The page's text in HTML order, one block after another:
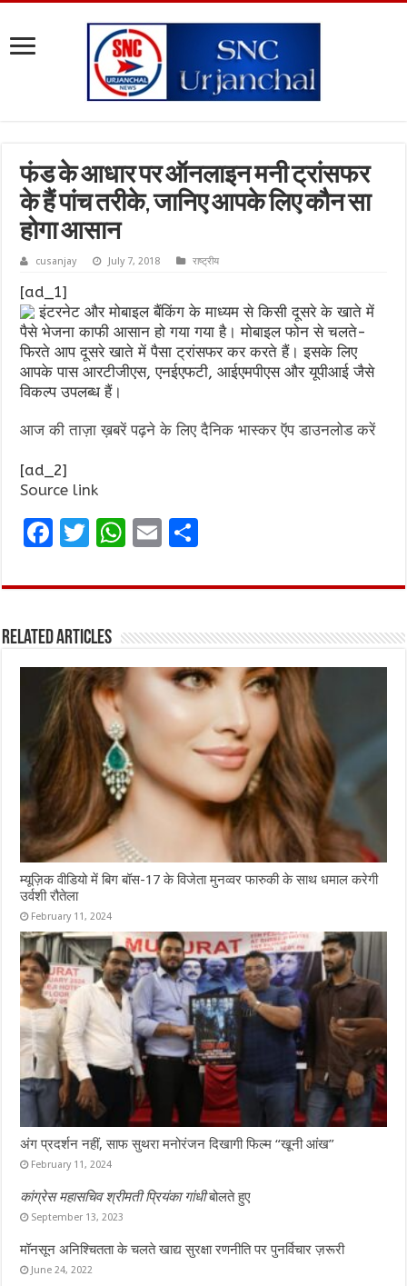
फंड के आधार पर ऑनलाइन मनी ट्रांसफर
के हैं पांच तरीके, जानिए आपके लिए कौन सा
होगा आसान
cusanjay July 7, 2018 राष्ट्रीय
[ad_1]
इंटरनेट और मोबाइल बैंकिंग के माध्यम से किसी दूसरे के खाते में
पैसे भेजना काफी आसान हो गया गया है। मोबाइल फोन से चलते-
फिरते आप दूसरे खाते में पैसा ट्रांसफर कर करते हैं। इसके लिए
आपके पास आरटीजीएस, एनईएफटी, आईएमपीएस और यूपीआई जैसे
विकल्प उपलब्ध हैं।
आज की ताज़ा ख़बरें पढ़ने के लिए दैनिक भास्कर ऍप डाउनलोड करें
[ad_2]
Source link
F
ce
o
o
k
T
it
r
W
at
A
p
p
E
ai ar
Related Articles
म्यूज़िक वीडियो में बिग बॉस-17 के विजेता मुनव्वर फारुकी के साथ धमाल करेगी
उर्वशी रौतेला
February 11, 2024
अंग प्रदर्शन नहीं, साफ सुथरा मनोरंजन दिखागी फिल्म “खूनी आंख”
February 11, 2024
कांग्रेस महासचिव श्रीमती प्रियंका गांधीबोलते हुए
September 13, 2023
मॉनसून अनिश्चितता के चलते खाद्य सुरक्षा रणनीति पर पुनर्विचार ज़रूरी
June 24, 2022